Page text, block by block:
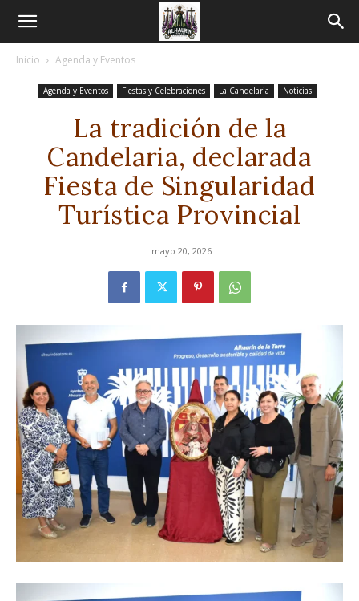
Inicio Agenda y Eventos
Agenda y Eventos Fiestas y Celebraciones La Candelaria Noticias
La tradición de la
Candelaria, declarada
Fiesta de Singularidad
Turística Provincial
mayo 20, 2026